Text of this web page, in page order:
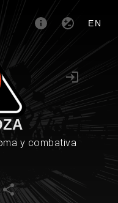
EN
y combativa